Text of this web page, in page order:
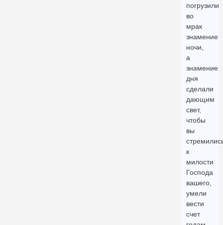
погрузили
во
мрак
знамение
ночи,
а
знамение
дня
сделали
дающим
свет,
чтобы
вы
к
милости
Господа
вашего,
умели
вести
счет